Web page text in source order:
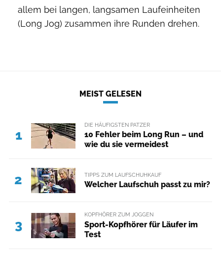
allem bei langen, langsamen Laufeinheiten
(Long Jog) zusammen ihre Runden drehen.
MEIST GELESEN
1
DIE HÄUFIGSTEN PATZER
10 Fehler beim Long Run – und
wie du sie vermeidest
2 TIPPS ZUM LAUFSCHUHKAUF
Welcher Laufschuh passt zu mir?
3
KOPFHÖRER ZUM JOGGEN
Sport-Kopfhörer für Läufer im
Test